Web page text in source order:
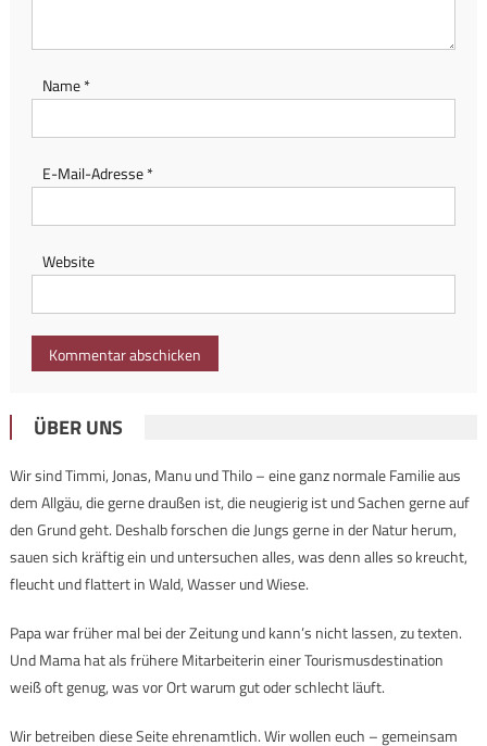
Name*
E-Mail-Adresse*
Website
ÜBER UNS
Wir sind Timmi, Jonas, Manu und Thilo – eine ganz normale Familie aus
dem Allgäu, die gerne draußen ist, die neugierig ist und Sachen gerne auf
den Grund geht. Deshalb forschen die Jungs gerne in der Natur herum,
sauen sich kräftig ein und untersuchen alles, was denn alles so kreucht,
fleucht und flattert in Wald, Wasser und Wiese.
Papa war früher mal bei der Zeitung und kann’s nicht lassen, zu texten.
Und Mama hat als frühere Mitarbeiterin einer Tourismusdestination
weiß oft genug, was vor Ort warum gut oder schlecht läuft.
Wir betreiben diese Seite ehrenamtlich. Wir wollen euch – gemeinsam